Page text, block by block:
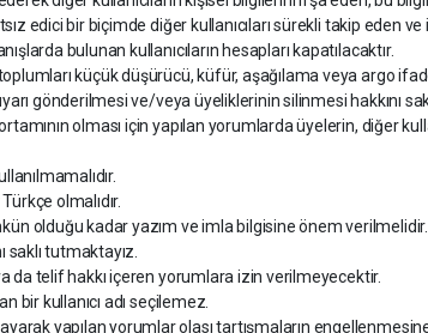
edici bir biçimde diğer kullanıcıları sürekli takip eden
bulunan kullanıcıların hesapları kapatılacaktır.
küçük düşürücü, küfür, aşağılama veya argo
gönderilmesi ve/veya üyeliklerinin silinmesi hakkını
olması için yapılan yorumlarda üyelerin, diğer
olmalıdır.
olduğu kadar yazım ve imla bilgisine önem
saklı tutmaktayız.
da telif hakkı içeren yorumlara izin verilmeyecektir.
bir kullanıcı adı seçilemez.
yapılan yorumlar olası tartışmaların engellenmesine